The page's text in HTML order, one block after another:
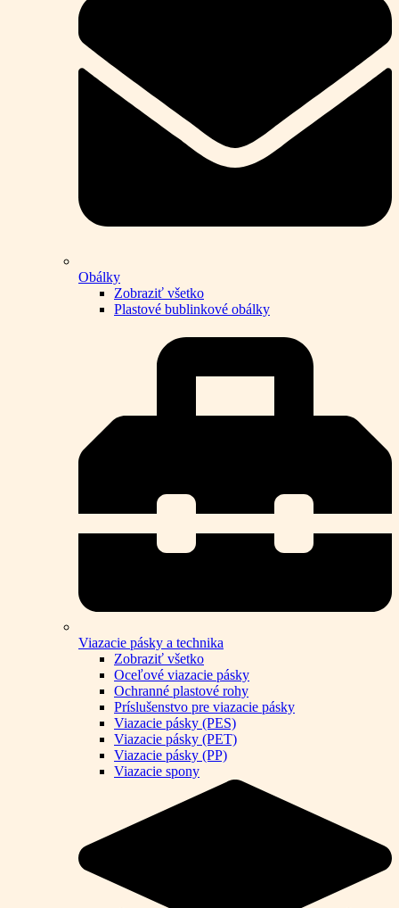
Obálky
Zobraziť všetko
Plastové bublinkové obálky
Viazacie pásky a technika
Zobraziť všetko
Oceľové viazacie pásky
Ochranné plastové rohy
Príslušenstvo pre viazacie pásky
Viazacie pásky (PES)
Viazacie pásky (PET)
Viazacie pásky (PP)
Viazacie spony